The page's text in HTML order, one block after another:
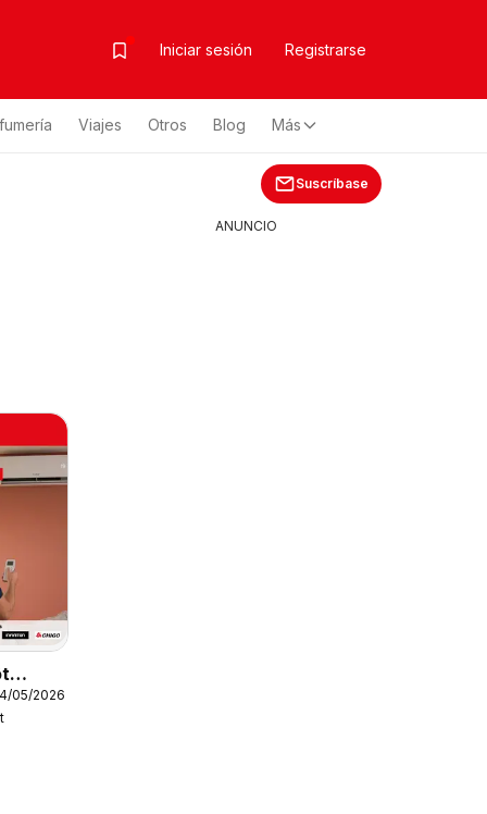
Iniciar sesión Registrarse
Viajes Otros Blog Más
Suscríbase
05/2026
ANUNCIO